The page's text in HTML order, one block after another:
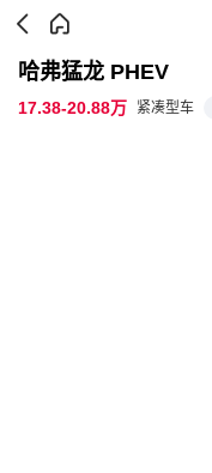
哈弗猛龙 PHEV
17.38-20.88万 紧凑型车